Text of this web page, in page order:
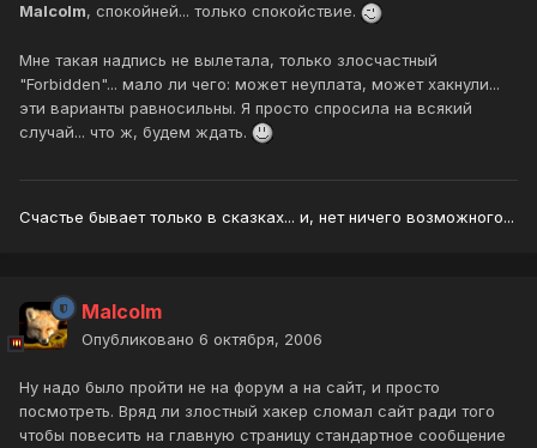
Malcolm, спокойней... только спокойствие.
Мне такая надпись не вылетала, только злосчастный
"Forbidden"... мало ли чего: может неуплата, может хакнули...
эти варианты равносильны. Я просто спросила на всякий
случай... что ж, будем ждать.
Счастье бывает только в сказках... и, нет ничего возможного...
Malcolm
Опубликовано 6 октября, 2006
Ну надо было пройти не на форум а на сайт, и просто
посмотреть. Вряд ли злостный хакер сломал сайт ради того
чтобы повесить на главную страницу стандартное сообщение